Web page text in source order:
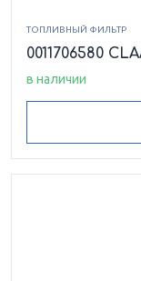
ТОПЛИВНЫЙ ФИЛЬТР
0011706580
в наличии